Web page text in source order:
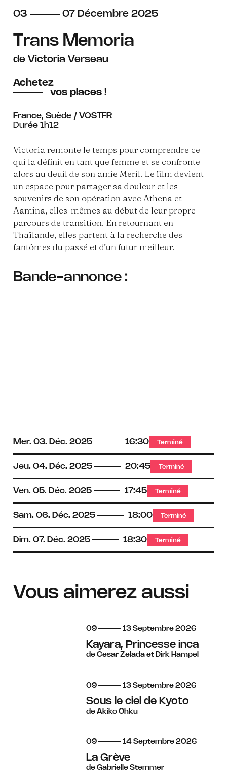
du
03 au
07 décembre
Décembre 2025
Trans Memoria
de Victoria Verseau
Achetez
vos places !
France, Suède / VOSTFR
Durée 1h12
Victoria remonte le temps pour comprendre ce
qui la définit en tant que femme et se confronte
alors au deuil de son amie Meril. Le film devient
un espace pour partager sa douleur et les
souvenirs de son opération avec Athena et
Aamina, elles-mêmes au début de leur propre
parcours de transition. En retournant en
Thaïlande, elles partent à la recherche des
fantômes du passé et d’un futur meilleur.
Bande-annonce :
Mer. 03. Déc. 2025 16:30 Terminé
Jeu. 04. Déc. 2025 20:45 Terminé
Ven. 05. Déc. 2025 17:45 Terminé
Sam. 06. Déc. 2025 18:00 Terminé
Dim. 07. Déc. 2025 18:30 Terminé
Vous aimerez aussi
du
09 au
13 septembre
Septembre 2026
Kayara, Princesse inca
de Cesar Zelada et Dirk Hampel
du
09 au
13 septembre
Septembre 2026
Sous le ciel de Kyoto
de Akiko Ohku
du
09 au
14 septembre
Septembre 2026
La Grève
de Gabrielle Stemmer